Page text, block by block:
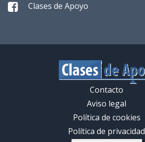
Clases de Apoyo
Contacto
Aviso legal
Política de cookies
Política de privacidad